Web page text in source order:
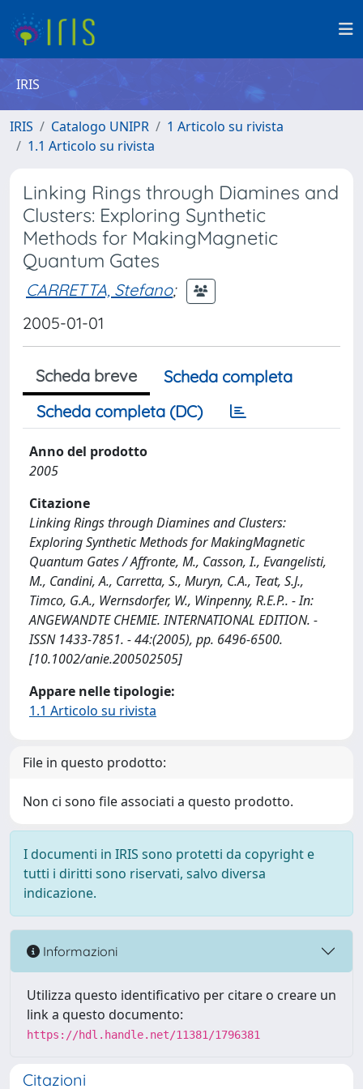
IRIS
IRIS Catalogo UNIPR
1 Articolo su rivista
1.1 Articolo su rivista
Linking Rings through Diamines and
Clusters: Exploring Synthetic
Methods for MakingMagnetic
Quantum Gates
CARRETTA, Stefano;
2005-01-01
Scheda breve
Scheda completa
Scheda completa (DC)
Anno del prodotto
2005
Citazione
Linking Rings through Diamines and Clusters:
Exploring Synthetic Methods for MakingMagnetic
Quantum Gates / Affronte, M., Casson, I., Evangelisti,
M., Candini, A., Carretta, S., Muryn, C.A., Teat, S.J.,
Timco, G.A., Wernsdorfer, W., Winpenny, R.E.P.. - In:
ANGEWANDTE CHEMIE. INTERNATIONAL EDITION. -
ISSN 1433-7851. - 44:(2005), pp. 6496-6500.
[10.1002/anie.200502505]
Appare nelle tipologie:
1.1 Articolo su rivista
File in questo prodotto:
Non ci sono file associati a questo prodotto.
I documenti in IRIS sono protetti da copyright e
tutti i diritti sono riservati, salvo diversa
indicazione.
Informazioni
Utilizza questo identificativo per citare o creare un
link a questo documento:
https://hdl.handle.net/11381/1796381
Citazioni